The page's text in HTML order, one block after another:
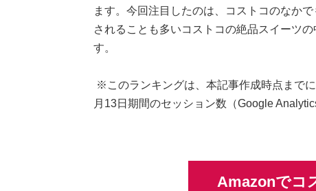
ます。今回注目したのは、コストコのなか
されることも多いコストコの絶品スイーツ
す。
※このランキングは、本記事作成時点まで
月13日期間のセッション数（Google
Amazonでコ